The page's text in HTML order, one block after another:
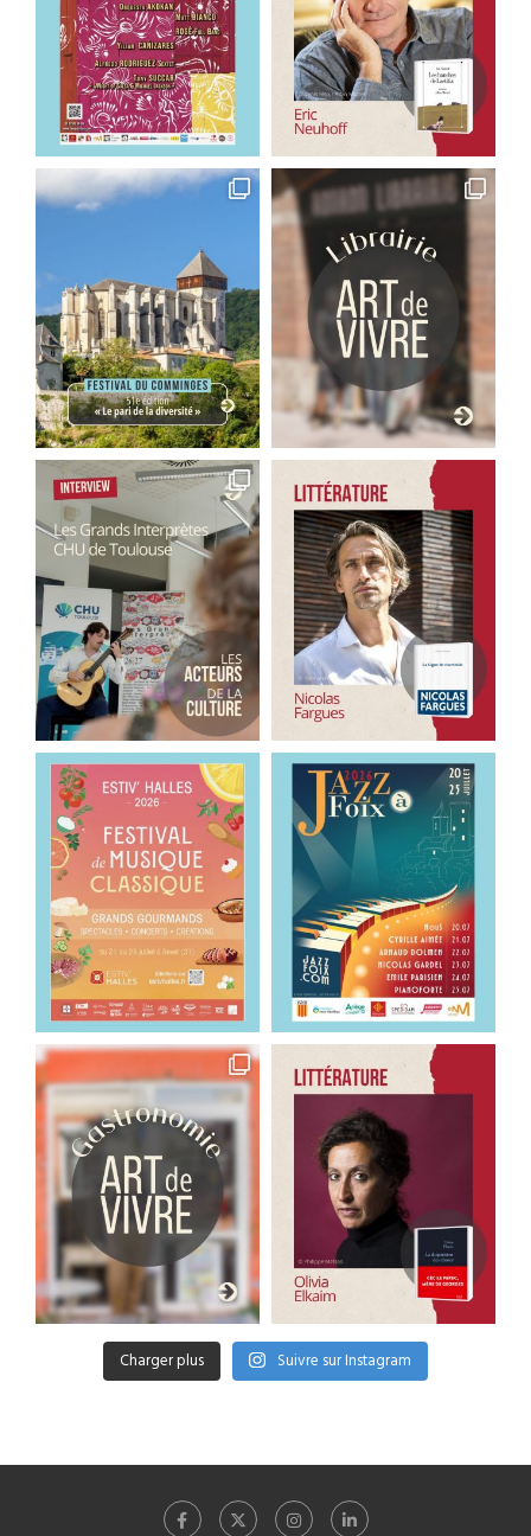
Charger plus Suivre sur Instagram